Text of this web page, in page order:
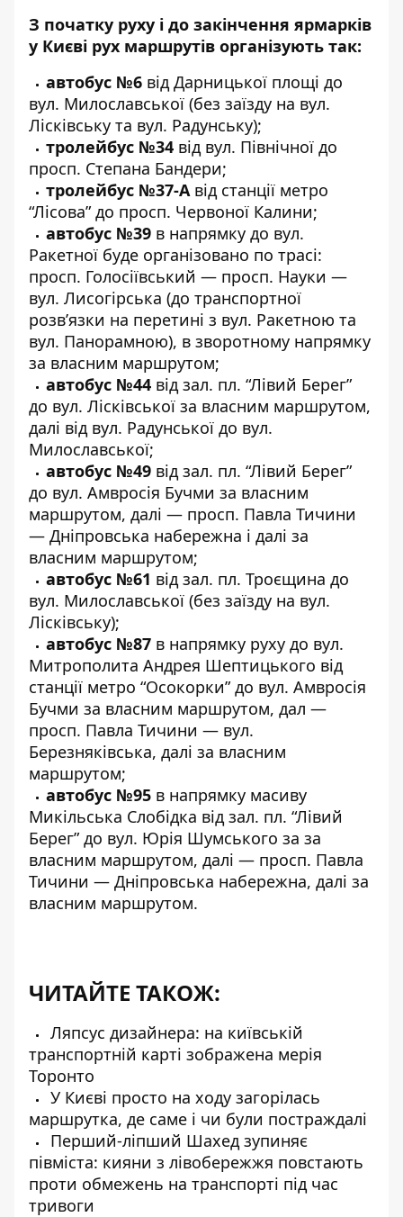
З початку руху і до закінчення ярмарків
у Києві рух маршрутів організують так:
автобус №6 від Дарницької площі до
вул. Милославської (без заїзду на вул.
Лісківську та вул. Радунську);
тролейбус №34 від вул. Північної до
просп. Степана Бандери;
тролейбус №37-Авід станції метро
“Лісова” до просп. Червоної Калини;
автобус №39 в напрямку до вул.
Ракетної буде організовано по трасі:
просп. Голосіївський — просп. Науки —
вул. Лисогірська (до транспортної
розв’язки на перетині з вул. Ракетною та
вул. Панорамною), в зворотному напрямку
за власним маршрутом;
автобус №44 від зал. пл. “Лівий Берег”
до вул. Лісківської за власним маршрутом,
далі від вул. Радунської до вул.
Милославської;
автобус №49 від зал. пл. “Лівий Берег”
до вул. Амвросія Бучми за власним
маршрутом, далі — просп. Павла Тичини
— Дніпровська набережна і далі за
власним маршрутом;
автобус №61 від зал. пл. Троєщина до
вул. Милославської (без заїзду на вул.
Лісківську);
автобус №87 в напрямку руху до вул.
Митрополита Андрея Шептицького від
станції метро “Осокорки” до вул. Амвросія
Бучми за власним маршрутом, дал —
просп. Павла Тичини — вул.
Березняківська, далі за власним
маршрутом;
автобус №95 в напрямку масиву
Микільська Слобідка від зал. пл. “Лівий
Берег” до вул. Юрія Шумського за за
власним маршрутом, далі — просп. Павла
Тичини — Дніпровська набережна, далі за
власним маршрутом.
ЧИТАЙТЕ ТАКОЖ:
Ляпсус дизайнера: на київській
транспортній карті зображена мерія
Торонто
У Києві просто на ходу загорілась
маршрутка, де саме і чи були постраждалі
Перший-ліпший Шахед зупиняє
півміста: кияни з лівобережжя повстають
проти обмежень на транспорті під час
тривоги